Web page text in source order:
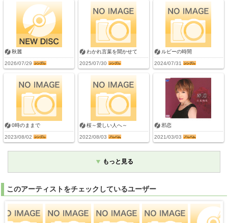
秋麗
2026/07/29
わかれ言葉を聞かせて
2025/07/30
ルビーの時間
2024/07/31
0時のままで
2023/08/02
桜～愛しい人へ～
2022/08/03
邪恋
2021/03/03
もっと見る
このアーティストをチェックしているユーザー